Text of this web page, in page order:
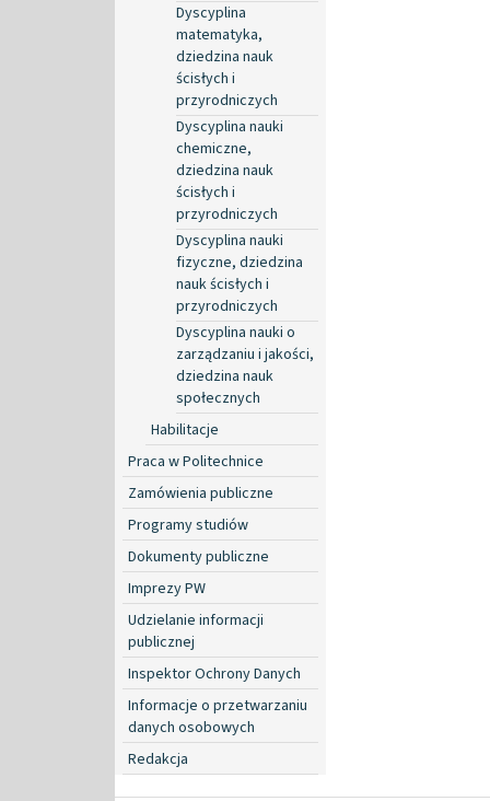
Dyscyplina
matematyka,
dziedzina nauk
ścisłych i
przyrodniczych
Dyscyplina nauki
chemiczne,
dziedzina nauk
ścisłych i
przyrodniczych
Dyscyplina nauki
fizyczne, dziedzina
nauk ścisłych i
przyrodniczych
Dyscyplina nauki o
zarządzaniu i jakości,
dziedzina nauk
społecznych
Habilitacje
Praca w Politechnice
Zamówienia publiczne
Programy studiów
Dokumenty publiczne
Imprezy PW
Udzielanie informacji
publicznej
Inspektor Ochrony Danych
Informacje o przetwarzaniu
danych osobowych
Redakcja